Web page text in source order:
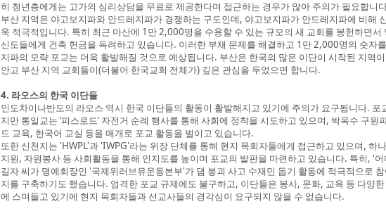
히 청년층에게는 고가의 심리상담을 무료로 제공한다며 접근하는 경우가 많아 주의가 필요합니
부산 지역은 야고보지파와 안드레지파가 경쟁하는 구도인데, 야고보지파가 안드레지파에 비해
욱 적극적입니다. 특히 최근 마산에 1만 2,000명을 수용할 수 있는 규모의 새 교회를 봉헌하면서
신도들에게 건축 헌금을 독려하고 있습니다. 이러한 부채 문제를 해결하고 1만 2,000명의 숫자
지파의 모략 포교는 더욱 활발해질 것으로 예상됩니다. 부산은 한국의 많은 이단이 시작된 지역
안고 부산 지역 교회들이(더불어 한국교회 전체가) 깊은 관심을 두었으면 합니다.
4. 라오스의 한국 이단들
인도차이나반도의 라오스 역시 한국 이단들의 활동이 활발해지고 있기에 주의가 요구됩니다. 포
지만 통일교는 ‘피스로드’ 자전거 순례 행사를 통해 사회에 정착을 시도하고 있으며, 박옥수 구원
드 교육, 한국어 교실 등을 매개로 포교 활동을 벌이고 있습니다.
또한 신천지는 'HWPL'과 'IWPG'라는 위장 단체를 통해 현지 목회자들에게 접근하고 있으며, 하
지원, 자원봉사 등 사회활동을 통해 인지도를 높이며 포교의 발판을 마련하고 있습니다. 특히, '
길자 씨가 명예회장인 '국제위러브유운동본부'가 댐 붕괴 사고 수재민 돕기 활동에 적극적으로
지를 구축하기도 했습니다. 엄격한 포교 규제에도 불구하고, 이단들은 봉사, 문화, 교육 등 다양
에 스며들고 있기에 현지 목회자들과 선교사들의 경각심이 요구되지 않을 수 없습니다.